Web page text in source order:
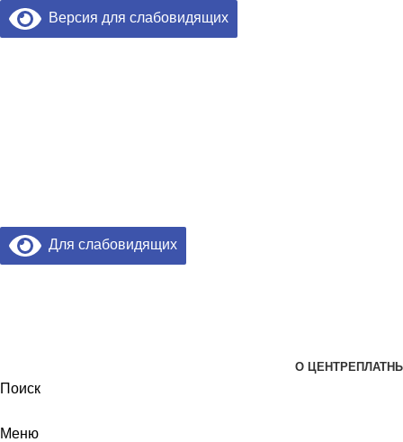
Версия для слабовидящих
Для слабовидящих
О ЦЕНТРЕ
Поиск
Меню